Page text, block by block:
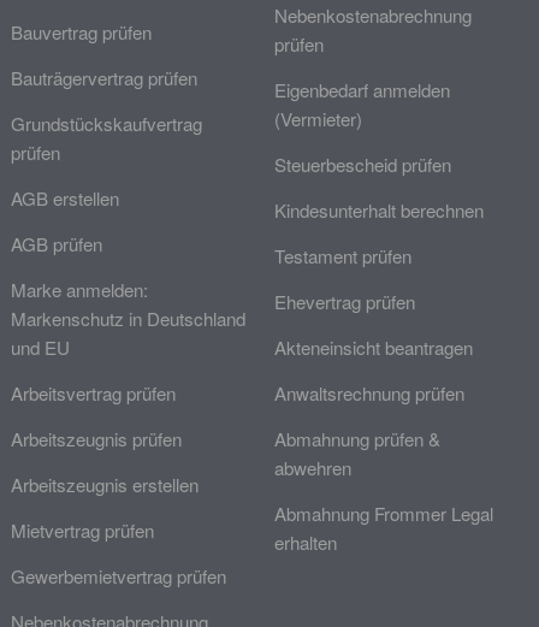
Bauvertrag prüfen
Bauträgervertrag prüfen
Grundstückskaufvertrag
prüfen
AGB erstellen
AGB prüfen
Marke anmelden:
Markenschutz in Deutschland
und EU
Arbeitsvertrag prüfen
Arbeitszeugnis prüfen
Arbeitszeugnis erstellen
Mietvertrag prüfen
Gewerbemietvertrag prüfen
Nebenkostenabrechnung
Nebenkostenabrechnung
prüfen
Eigenbedarf anmelden
(Vermieter)
Steuerbescheid prüfen
Kindesunterhalt berechnen
Testament prüfen
Ehevertrag prüfen
Akteneinsicht beantragen
Anwaltsrechnung prüfen
Abmahnung prüfen &
abwehren
Abmahnung Frommer Legal
erhalten